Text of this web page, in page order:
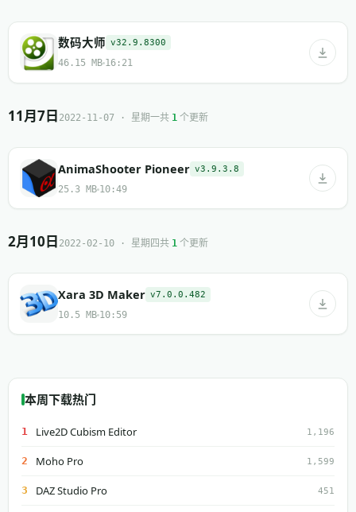
数码大师 v32.9.8300
46.15 MB 16:21
11月7日 2022-11-07 · 星期一共 1 个更新
AnimaShooter Pioneer v3.9.3.8
25.3 MB 10:49
2月10日 2022-02-10 · 星期四共 1 个更新
Xara 3D Maker v7.0.0.482
10.5 MB 10:59
本周下载热门
1 Live2D Cubism Editor 1,196
2 Moho Pro 1,599
3 DAZ Studio Pro 451